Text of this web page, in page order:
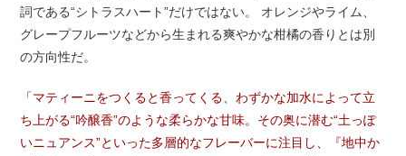
詞である“シトラスハート”だけではない。 オレンジやライム、
グレープフルーツなどから生まれる爽やかな柑橘の香りとは別
の方向性だ。
「マティーニをつくると香ってくる、わずかな加水によって立
ち上がる“吟醸香”のような柔らかな甘味。その奥に潜む“土っぽ
いニュアンス”といった多層的なフレーバーに注目し、『地中か